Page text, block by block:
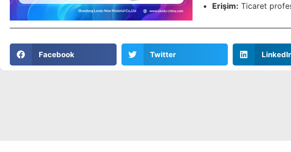
Erişim: Ticaret
Facebook Twitter